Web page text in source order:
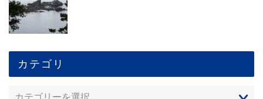
カテゴリ